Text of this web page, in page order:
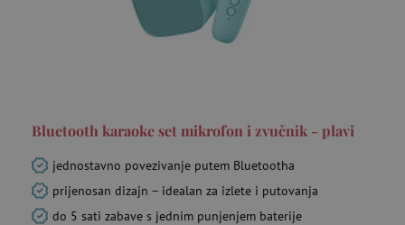
Bluetooth karaoke set mikrofon i zvučnik - plavi
jednostavno povezivanje putem Bluetootha
prijenosan dizajn – idealan za izlete i putovanja
do 5 sati zabave s jednim punjenjem baterije